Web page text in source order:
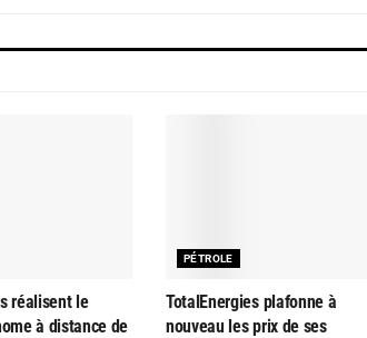
réalisent le
à distance de
PÉTROLE
TotalEnergies plafonne à
nouveau les prix de ses